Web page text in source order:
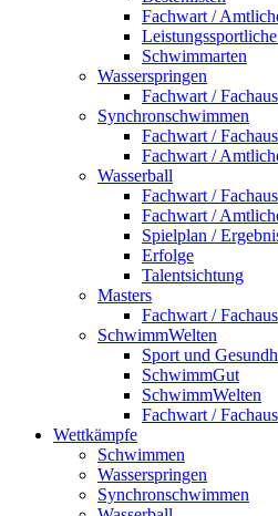
Fachwart /
Schwimmarten
Wasserspringen
Fachwart /
Synchronschwimmen
Fachwart /
Fachwart /
Wasserball
Fachwart /
Fachwart /
Spielplan /
Erfolge
Talentsichtung
Masters
Fachwart /
SchwimmWelten
Sport und
SchwimmGut
SchwimmWelten
Fachwart /
Wettkämpfe
Schwimmen
Wasserspringen
Synchronschwimmen